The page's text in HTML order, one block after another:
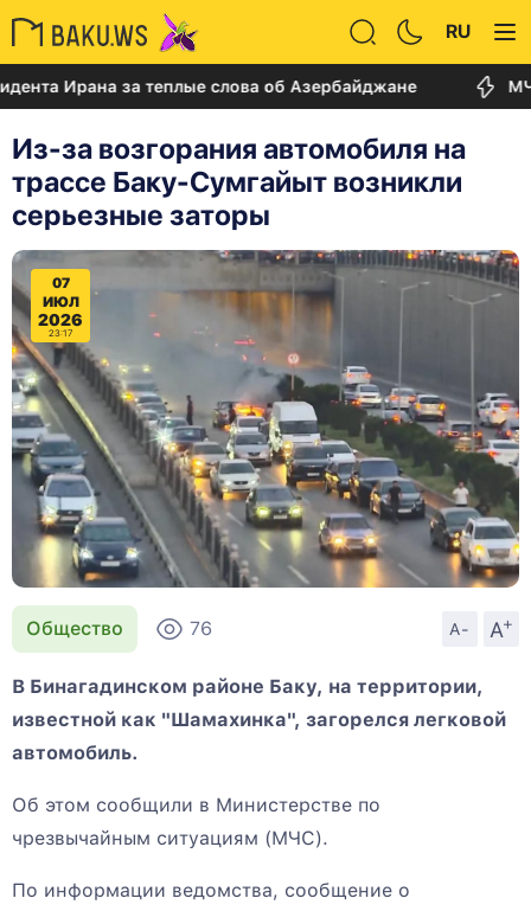
RU
за теплые слова об Азербайджане МЧС
Из-за возгорания автомобиля на
трассе Баку-Сумгайыт возникли
серьезные заторы
07
ИЮЛ
2026
23:17
Общество 76 A- A
+
В Бинагадинском районе Баку, на территории,
известной как "Шамахинка", загорелся легковой
автомобиль.
Об этом сообщили в Министерстве по
чрезвычайным ситуациям (МЧС).
По информации ведомства, сообщение о